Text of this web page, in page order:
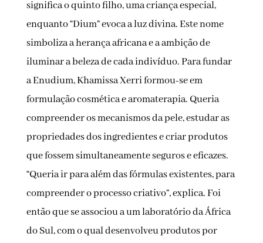
significa o quinto filho, uma criança especial,
enquanto “Dium” evoca a luz divina. Este nome
simboliza a herança africana e a ambição de
iluminar a beleza de cada indivíduo. Para fundar
a Enudium, Khamissa Xerri formou-se em
formulação cosmética e aromaterapia. Queria
compreender os mecanismos da pele, estudar as
propriedades dos ingredientes e criar produtos
que fossem simultaneamente seguros e eficazes.
“Queria ir para além das fórmulas existentes, para
compreender o processo criativo”, explica. Foi
então que se associou a um laboratório da África
do Sul, com o qual desenvolveu produtos por